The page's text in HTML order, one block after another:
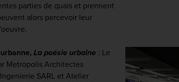
parties de quais et prennent
alors percevoir leur
La poésie urbaine : Le
Metropolis Architectes
SARL et Atelier